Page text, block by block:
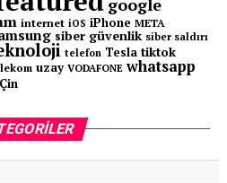
ve savunma arasındaki
yapıya dönüştürmektedir.
dijital altyapılarını
kalmaktadır. Siber güvenlik
haline gelmiştir.
google
internet iOS iPhone META
siber güvenlik siber saldırı
telefon Tesla tiktok
uzay VODAFONE whatsapp
Çin